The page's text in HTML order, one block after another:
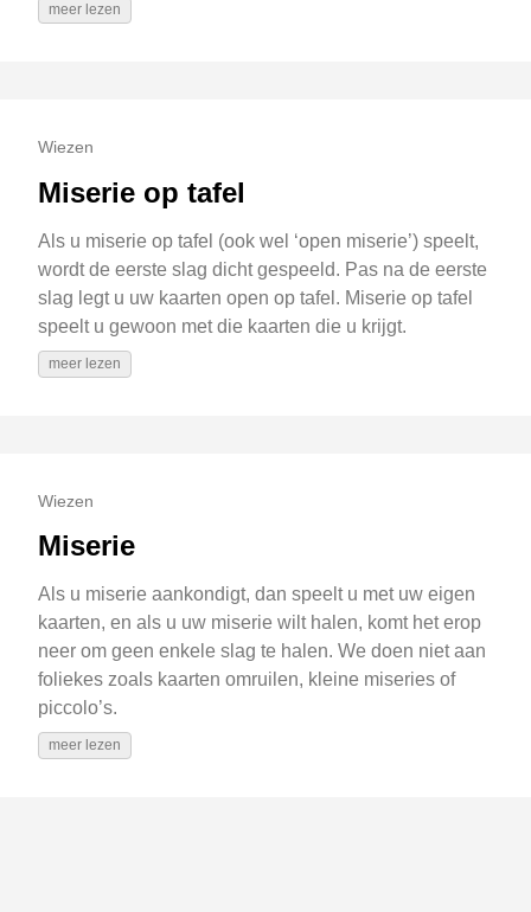
meer lezen
Wiezen
Miserie op tafel
Als u miserie op tafel (ook wel ‘open miserie’) speelt,
wordt de eerste slag dicht gespeeld. Pas na de eerste
slag legt u uw kaarten open op tafel. Miserie op tafel
speelt u gewoon met die kaarten die u krijgt.
meer lezen
Wiezen
Miserie
Als u miserie aankondigt, dan speelt u met uw eigen
kaarten, en als u uw miserie wilt halen, komt het erop
neer om geen enkele slag te halen. We doen niet aan
foliekes zoals kaarten omruilen, kleine miseries of
piccolo’s.
meer lezen